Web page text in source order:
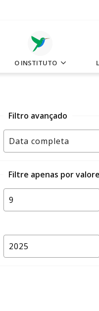
O INSTITUTO
Filtro avançado
Filtre apenas por